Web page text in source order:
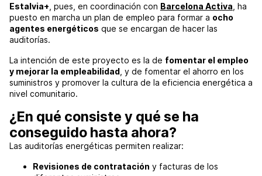
Estalvia+ , pues, en coordinación con Barcelona Activa , ha
puesto en marcha un plan de empleo para formar a ocho
agentes energéticos que se encargan de hacer las
auditorías.
La intención de este proyecto es la de fomentar el empleo
y mejorar la empleabilidad , y de fomentar el ahorro en los
suministros y promover la cultura de la eficiencia energética a
nivel comunitario.
¿En qué consiste y qué se ha
conseguido hasta ahora?
Las auditorías energéticas permiten realizar:
Revisiones de contratación y facturas de los